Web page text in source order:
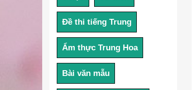
Đề thi tiếng Trung
Ẩm thực Trung Hoa
Bài văn mẫu